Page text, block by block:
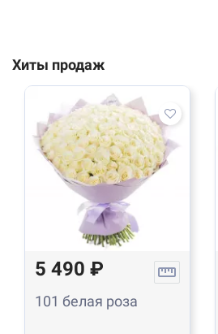
Хиты продаж
5 490 ₽
101 белая роза